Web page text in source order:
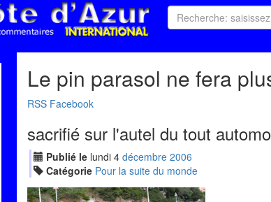
commentaires
Le pin parasol ne fera
RSS Facebook
sacrifié sur l'autel du tout
Publié le lundi 4 décembre 2006
Catégorie Pour la suite du monde